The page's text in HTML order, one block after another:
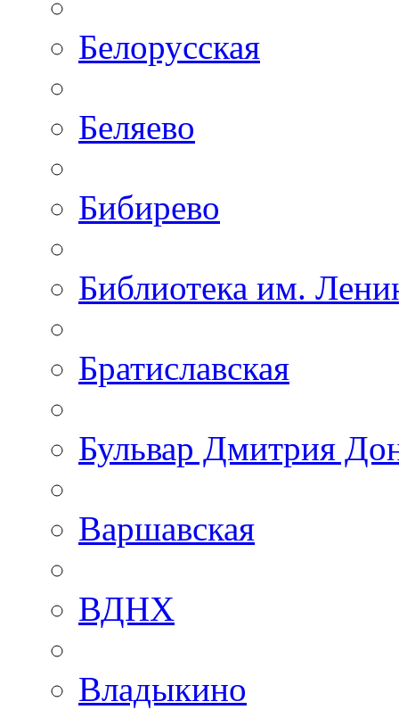
Белорусская
Беляево
Бибирево
Библиотека им.
Братиславская
Бульвар Дмитрия
Варшавская
ВДНХ
Владыкино